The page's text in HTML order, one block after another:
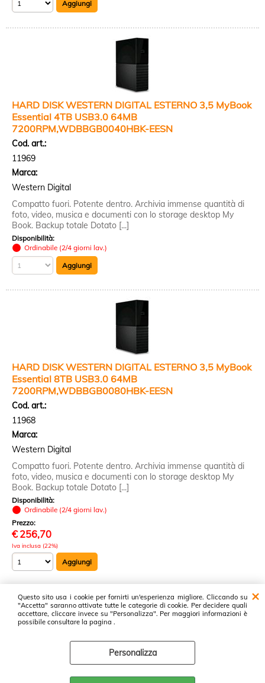
Questo sito usa i cookie per fornirti un'esperienza migliore. Cliccando su
"Accetta" saranno attivate tutte le categorie di cookie. Per decidere quali
accettare, cliccare invece su "Personalizza". Per maggiori informazioni è
possibile consultare la pagina .
Personalizza
HARD DISK WESTERN DIGITAL ESTERNO 3,5 MyBook
Essential 4TB USB3.0 64MB
7200RPM,WDBBGB0040HBK-EESN
Cod. art.:
11969
Marca:
Western Digital
Compatto fuori. Potente dentro. Archivia immense quantità di
foto, video, musica e documenti con lo storage desktop My
Book. Backup totale Dotato [...]
Disponibilità:
Ordinabile (2/4 giorni lav.)
HARD DISK WESTERN DIGITAL ESTERNO 3,5 MyBook
Essential 8TB USB3.0 64MB
7200RPM,WDBBGB0080HBK-EESN
Cod. art.:
11968
Marca:
Western Digital
Compatto fuori. Potente dentro. Archivia immense quantità di
foto, video, musica e documenti con lo storage desktop My
Book. Backup totale Dotato [...]
Disponibilità:
Ordinabile (2/4 giorni lav.)
Prezzo:
€ 256,70
Iva inclusa (22%)
11 risultati trovati (20 per pagina - 1 in totale)
Proservice srl ~ Cash & Carry Prodotti Informatici ~ Via Luxemburg, 37 -